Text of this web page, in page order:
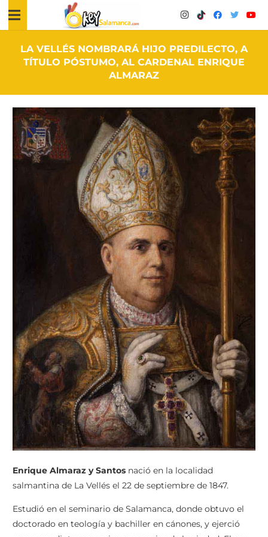
LA VELLÉS NOMBRARÁ HIJO PREDILECTO, A
TÍTULO PÓSTUMO, AL CARDENAL ENRIQUE
ALMARAZ
Enrique Almaraz y Santos nació en la localidad
salmantina de La Vellés el 22 de septiembre de 1847.
Estudió en el seminario de Salamanca, donde obtuvo el
doctorado en teología y bachiller en cánones, y ejerció